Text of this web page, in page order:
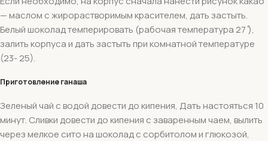
— маслом с жирорастворимым красителем, дать застыть.
Белый шоколад темперировать (рабочая температура 27 ̊),
залить корпуса и дать застыть при комнатной температуре
(23- 25).
Приготовление ганаша
Зеленый чай с водой довести до кипения, Дать настояться 10
минут. Сливки довести до кипения с заваренным чаем, вылить
через мелкое сито на шоколад с сорбитолом и глюкозой,